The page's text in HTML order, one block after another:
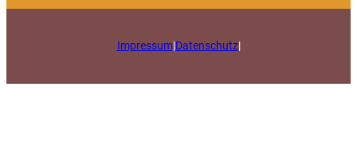
Impressum|Datenschutz|